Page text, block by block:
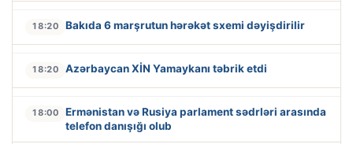
18:20 Bakıda 6 marşrutun hərəkət sxemi dəyişdirilir
18:20 Azərbaycan XİN Yamaykanı təbrik etdi
18:00
Ermənistan və Rusiya parlament sədrləri arasında
telefon danışığı olub